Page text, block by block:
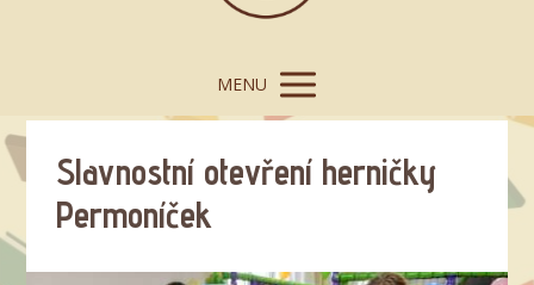
MENU
Slavnostní otevření herničky
Permoníček